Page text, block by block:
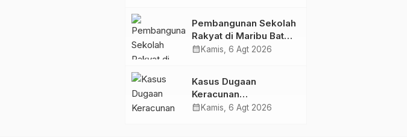
Bukhori dan Warga
Sekitar
Pembangunan Sekolah
Rakyat di Maribu Batal,
Dipindahkan ke Muara
calendar_month Kamis, 6 Agt 2026
Kasus Dugaan
Keracunan
MBG: Wamengadri
calendar_month Kamis, 6 Agt 2026